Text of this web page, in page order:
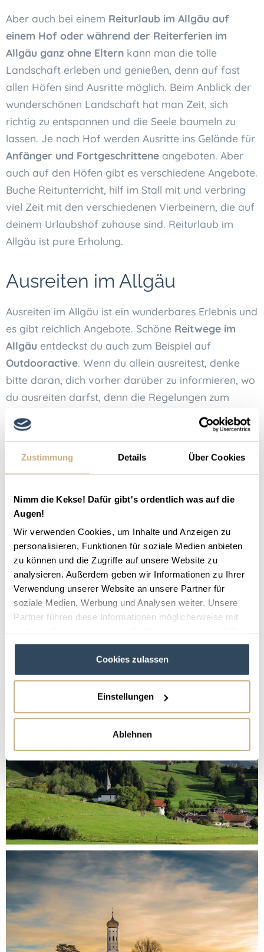
Zustimmung Details Über Cookies
Nimm die Kekse! Dafür gibt's ordentlich was auf die
Augen!
Wir verwenden Cookies, um Inhalte und Anzeigen zu
personalisieren, Funktionen für soziale Medien anbieten
zu können und die Zugriffe auf unsere Website zu
analysieren. Außerdem geben wir Informationen zu Ihrer
Verwendung unserer Website an unsere Partner für
soziale Medien, Werbung und Analysen weiter. Unsere
Partner führen diese Informationen möglicherweise mit
haben oder die sie im Rahmen Ihrer Nutzung der Dienste
Cookies zulassen
Einstellungen
Ablehnen
Aber auch bei einem Reiturlaub im Allgäu auf
einem Hof oder während der Reiterferien im
Allgäu ganz ohne Eltern kann man die tolle
Landschaft erleben und genießen, denn auf fast
allen Höfen sind Ausritte möglich. Beim Anblick der
wunderschönen Landschaft hat man Zeit, sich
richtig zu entspannen und die Seele baumeln zu
lassen. Je nach Hof werden Ausritte ins Gelände für
Anfänger und Fortgeschrittene angeboten. Aber
auch auf den Höfen gibt es verschiedene Angebote.
Buche Reitunterricht, hilf im Stall mit und verbring
viel Zeit mit den verschiedenen Vierbeinern, die auf
deinem Urlaubshof zuhause sind. Reiturlaub im
Allgäu ist pure Erholung.
Ausreiten im Allgäu
Ausreiten im Allgäu ist ein wunderbares Erlebnis und
es gibt reichlich Angebote. Schöne Reitwege im
Allgäu entdeckst du auch zum Beispiel auf
Outdooractive. Wenn du allein ausreitest, denke
bitte daran, dich vorher darüber zu informieren, wo
du ausreiten darfst, denn die Regelungen zum
Ausreiten sind nicht deutschlandweit einheitlich.
Mehr Informationen zum
Ausreiten in Deutschland.